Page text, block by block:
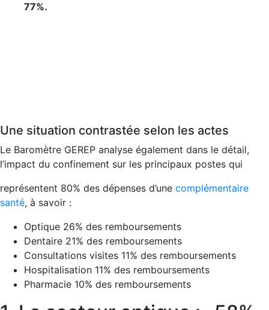
77%.
Une situation contrastée selon les actes
Le Baromètre GEREP analyse également dans le détail,
l’impact du confinement sur les principaux postes qui
représentent 80% des dépenses d’une complémentaire
santé, à savoir :
Optique 26% des remboursements
Dentaire 21% des remboursements
Consultations visites 11% des remboursements
Hospitalisation 11% des remboursements
Pharmacie 10% des remboursements